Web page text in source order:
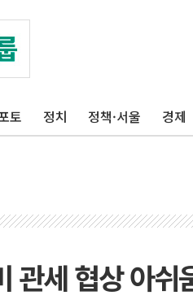
토 정치 정책·서울 경제
관세 협상 아